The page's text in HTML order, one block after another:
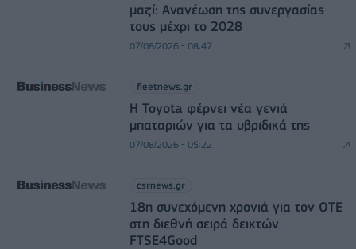
μαζί: Ανανέωση της συνεργασίας
τους μέχρι το 2028
07/08/2026 - 08:47
fleetnews.gr
Η Toyota φέρνει νέα γενιά
μπαταριών για τα υβριδικά της
07/08/2026 - 05:22
csrnews.gr
18η συνεχόμενη χρονιά για τον ΟΤΕ
στη διεθνή σειρά δεικτών
FTSE4Good